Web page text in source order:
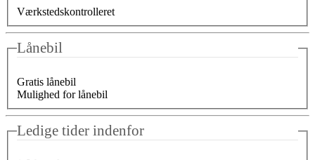
Værkstedskontrolleret
Lånebil
Gratis lånebil
Mulighed for lånebil
Ledige tider indenfor